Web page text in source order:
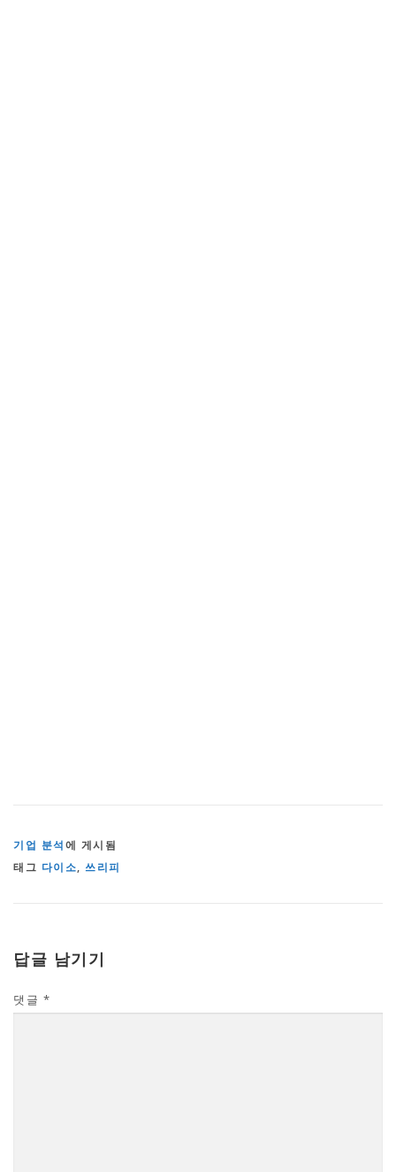
기업 분석에 게시됨
태그 다이소, 쓰리피
답글 남기기
댓글 *